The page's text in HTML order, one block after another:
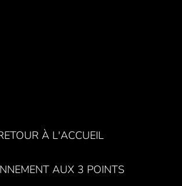
À L'ACCUEIL
AUX 3 POINTS